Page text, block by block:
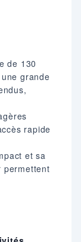
de 130
grande
rapide
et sa
permettent